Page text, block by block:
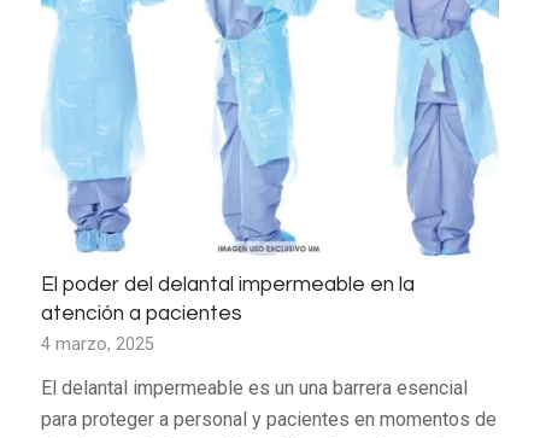
El poder del delantal impermeable en la
atención a pacientes
4 marzo, 2025
El delantal impermeable es un una barrera esencial
para proteger a personal y pacientes en momentos de